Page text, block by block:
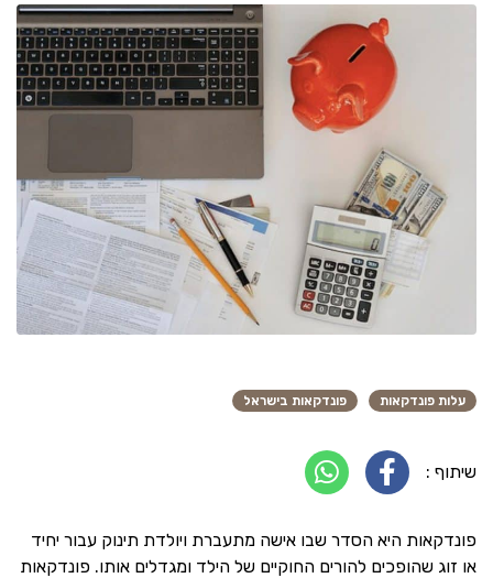
עלות פונדקאות פונדקאות בישראל
שיתוף :
פונדקאות היא הסדר שבו אישה מתעברת ויולדת תינוק עבור יחיד
או זוג שהופכים להורים החוקיים של הילד ומגדלים אותו. פונדקאות